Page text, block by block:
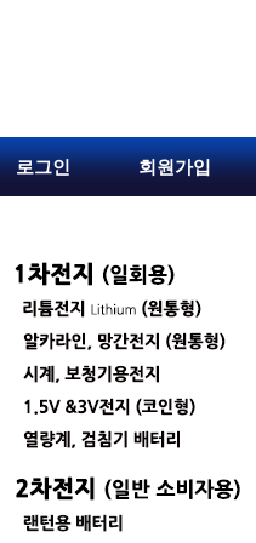
로그인 회원가입